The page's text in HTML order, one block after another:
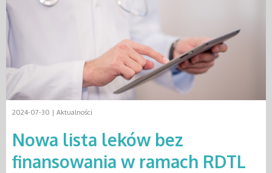
2024-07-30 | Aktualności
Nowa lista leków bez
finansowania w ramach RDTL